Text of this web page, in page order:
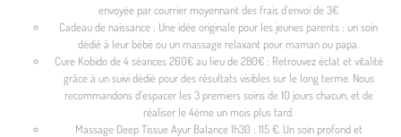
envoyée par courrier moyennant des frais d’envoi de 3€
Cadeau de naissance : Une idée originale pour les jeunes parents : un soin
dédié à leur bébé ou un massage relaxant pour maman ou papa.
Cure Kobido de 4 séances 260€ au lieu de 280€ : Retrouvez éclat et vitalité
grâce à un suivi dédié pour des résultats visibles sur le long terme. Nous
recommandons d’espacer les 3 premiers soins de 10 jours chacun, et de
réaliser le 4ème un mois plus tard.
Massage Deep Tissue Ayur Balance 1h30 : 115 €. Un soin profond et